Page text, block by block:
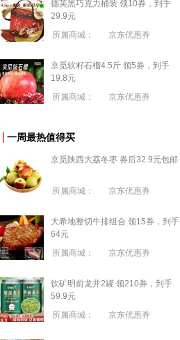
德芙黑巧克力桶装 领10券，到手
29.9元
所属商城：
京东优惠券
京觅软籽石榴4.5斤 领5券，到手
19.8元
所属商城：
京东优惠券
一周最热值得买
京觅陕西大荔冬枣 券后32.9元包邮
所属商城： 京东优惠券
大希地整切牛排组合 领15券，到手
64元
所属商城：
京东优惠券
饮矿明前龙井2罐 领210券，到手
59.9元
所属商城：
京东优惠券